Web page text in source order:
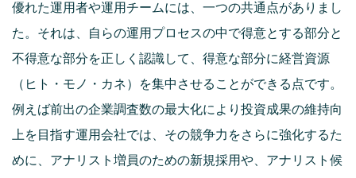
優れた運用者や運用チームには、一つの共通点がありまし
た。それは、自らの運用プロセスの中で得意とする部分と
不得意な部分を正しく認識して、得意な部分に経営資源
（ヒト・モノ・カネ）を集中させることができる点です。
例えば前出の企業調査数の最大化により投資成果の維持向
上を目指す運用会社では、その競争力をさらに強化するた
めに、アナリスト増員のための新規採用や、アナリスト候